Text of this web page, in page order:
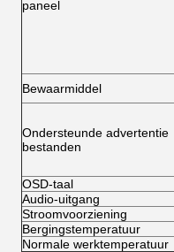
paneel
Bewaarmiddel
Ondersteunde advertentie
bestanden
OSD-taal
Audio-uitgang
Stroomvoorziening
Bergingstemperatuur
Normale werktemperatuur